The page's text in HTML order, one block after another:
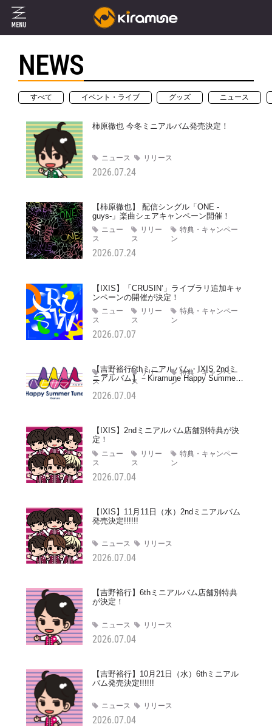
NEWS
すべて イベント・ライブ グッズ ニュース
2026.07.24
柿原徹也 今冬ミニアルバム発売決定！
ニュース リリース
2026.07.24
【柿原徹也】 配信シングル「ONE -
guys-」楽曲シェアキャンペーン開催！
ニュー
ス
リリー
ス
特典・キャンペー
ン
2026.07.07
【IXIS】「CRUSIN’」ライブラリ追加キャ
ンペーンの開催が決定！
ニュー
ス
リリー
ス
特典・キャンペー
ン
2026.07.04
【吉野裕行6thミニアルバム・IXIS 2ndミ
ニアルバム】－Kiramune Happy Summer
Tune－公演記念予約特典
ニュー
ス
リリー
ス
特典・キャンペー
ン
2026.07.04
【IXIS】2ndミニアルバム店舗別特典が決
定！
ニュー
ス
リリー
ス
特典・キャンペー
ン
2026.07.04
【IXIS】11月11日（水）2ndミニアルバム
発売決定!!!!!!
ニュース リリース
2026.07.04
【吉野裕行】6thミニアルバム店舗別特典
が決定！
ニュース リリース
2026.07.04
【吉野裕行】10月21日（水）6thミニアル
バム発売決定!!!!!!
ニュース リリース